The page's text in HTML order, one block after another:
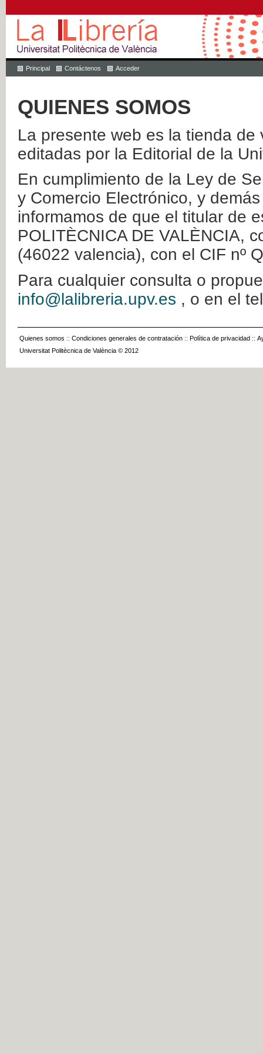
Principal Contáctenos Acceder
QUIENES SOMOS
La presente web es la tienda
editadas por la Editorial de la
En cumplimiento de la Ley de
y Comercio Electrónico, y
informamos de que el titular de
POLITÈCNICA DE VALÈNCIA,
(46022 valencia), con el CIF nº
Para cualquier consulta o
info@lalibreria.upv.es , o en el
Quienes somos :: Condiciones generales de contratación :: Política de privacidad ::
Universitat Politècnica de València © 2012